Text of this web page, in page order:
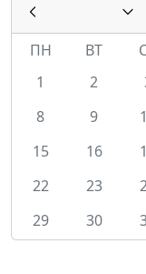
ПН
ВТ
1
2
8
9
15
16
22
23
29
30